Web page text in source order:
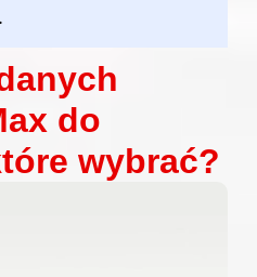
do
wybrać?